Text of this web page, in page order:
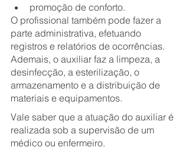
promoção de conforto.
O profissional também pode fazer a
parte administrativa, efetuando
registros e relatórios de ocorrências.
Ademais, o auxiliar faz a limpeza, a
desinfecção, a esterilização, o
armazenamento e a distribuição de
materiais e equipamentos.
Vale saber que a atuação do auxiliar é
realizada sob a supervisão de um
médico ou enfermeiro.